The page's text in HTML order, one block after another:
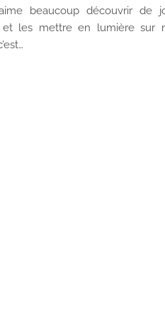
beaucoup découvrir de
et les mettre en lumière sur